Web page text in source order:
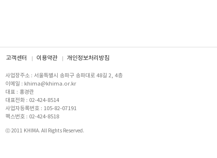
고객센터 이용약관 개인정보처리방침
사업장주소 : 서울특별시 송파구 송파대로 48길 2, 4층
이메일 : khima@khima.or.kr
대표 : 홍경란
대표전화 : 02-424-8514
사업자등록번호 : 105-82-07191
팩스번호 : 02-424-8518
ⓒ 2011 KHIMA. All Rights Reserved.